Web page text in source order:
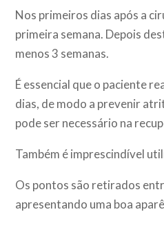
Nos primeiros dias após a
primeira semana. Depois
menos 3 semanas.
É essencial que o paciente
dias, de modo a prevenir
pode ser necessário na
Também é imprescindível
Os pontos são retirados
apresentando uma boa